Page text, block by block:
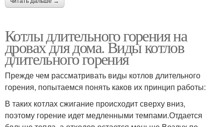
Котлы длительного горения на
дровах для дома. Виды котлов
длительного горения
Прежде чем рассматривать виды котлов длительного
горения, попытаемся понять каков их принцип работы:
В таких котлах сжигание происходит сверху вниз,
поэтому горение идет медленными темпами.Отдается